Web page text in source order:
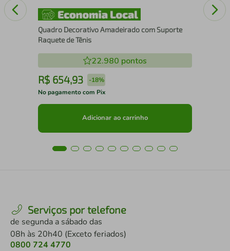
Quadro Decorativo Amadeirado com Suporte
Raquete de Tênis
22.980 pontos
R$ 654,93 -18%
No pagamento com Pix
Adicionar ao carrinho
Serviços por telefone
de segunda a sábado das
08h às 20h40 (Exceto feriados)
0800 724 4770